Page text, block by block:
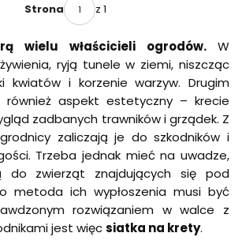
Strona z 1
wielu właścicieli ogrodów. W
ryją tunele w ziemi, niszcząc
kwiatów i korzenie warzyw. Drugim
aspekt estetyczny – krecie
zadbanych trawników i grządek. Z
zaliczają je do szkodników i
Trzeba jednak mieć na uwadze,
do zwierząt znajdujących się pod
metoda ich wypłoszenia musi być
rozwiązaniem w walce z
jest więcsiatka na krety.